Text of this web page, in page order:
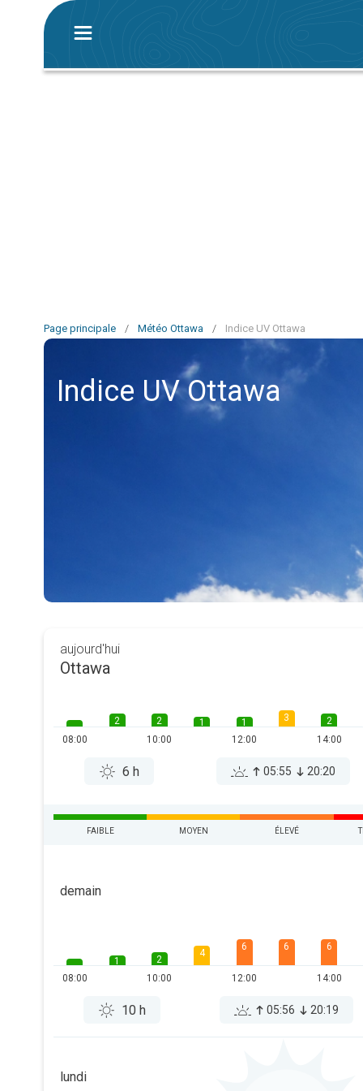
Page principale / Météo Ottawa / Indice UV Ottawa
Indice UV Ottawa
aujourd'hui
Ottawa
08:00
2
2
10:00
1
1
12:00
3
2
14:00
6 h 05:55 20:20
FAIBLE MOYEN ÉLEVÉ
demain
08:00
1
2
10:00
4
6
12:00
6 6
14:00
10 h 05:56 20:19
lundi